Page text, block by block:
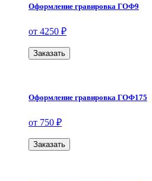
Оформление гравировка ГОФ9
от 4250 ₽
Заказать
Оформление гравировка ГОФ175
от 750 ₽
Заказать